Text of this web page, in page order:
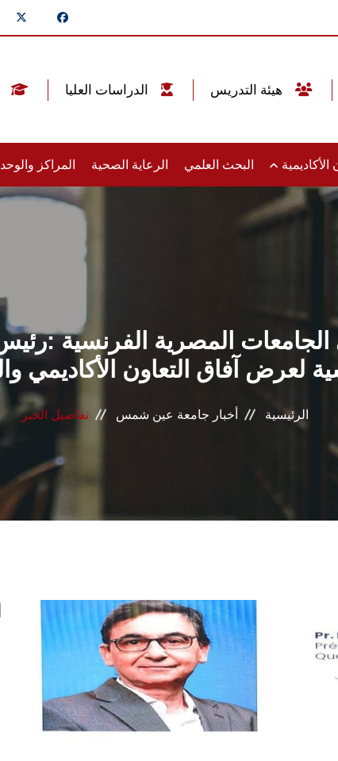
البحث العلمي الرعاية الصحية المراكز
المصرية الفرنسية
لعرض آفاق التعاون الأكاديمي
الرئيسية أخبار جامعة عين شمس تفاصيل الخبر